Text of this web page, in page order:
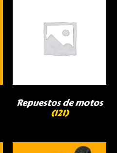
Repuestos de motos
(121)